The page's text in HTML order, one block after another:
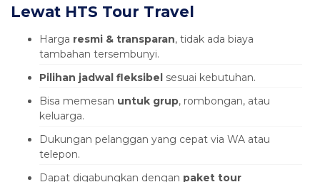
Lewat HTS Tour Travel
Harga resmi & transparan, tidak ada biaya
tambahan tersembunyi.
Pilihan jadwal fleksibel sesuai kebutuhan.
Bisa memesan untuk grup, rombongan, atau
keluarga.
Dukungan pelanggan yang cepat via WA atau
telepon.
Dapat digabungkan dengan paket tour